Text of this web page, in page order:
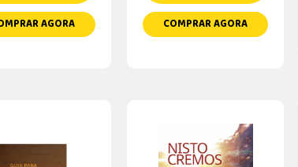
AGORA
COMPRAR AGORA